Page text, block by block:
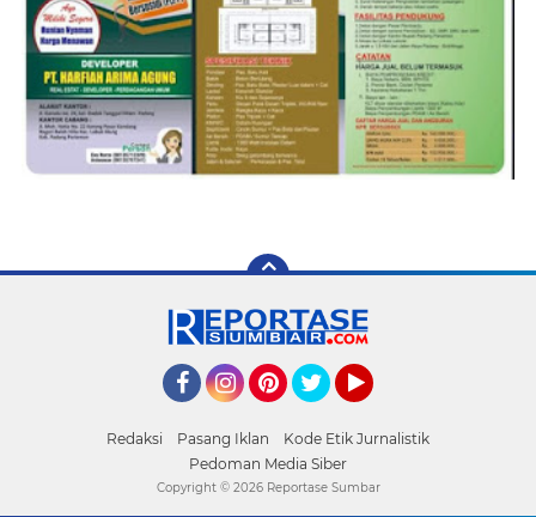
Redaksi Pasang Iklan
Kode Etik Jurnalistik
Pedoman Media Siber
Copyright © 2026 Reportase Sumbar